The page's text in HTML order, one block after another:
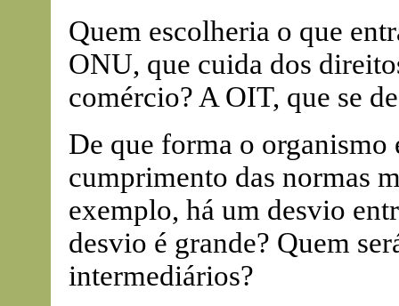
Quem escolheria o que
ONU, que cuida dos
comércio? A OIT, que se
De que forma o
cumprimento das normas
exemplo, há um desvio
desvio é grande? Quem
intermediários?